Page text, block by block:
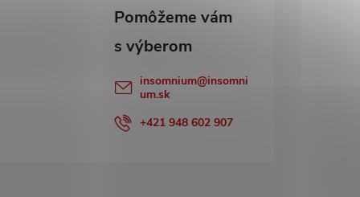
insomnium@insomni
um.sk
+421 948 602 907